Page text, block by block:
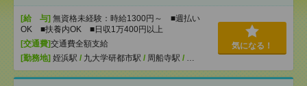
[給 与] 無資格未経験：時給1300円～ ■週払い
OK ■扶養内OK ■日収1万400円以上
[交通費]交通費全額支給
[勤務地] 姪浜駅 / 九大学研都市駅 / 周船寺駅 / …
気になる！